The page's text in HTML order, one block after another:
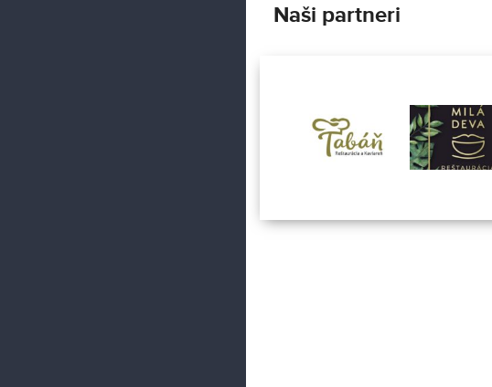
Naši partneri